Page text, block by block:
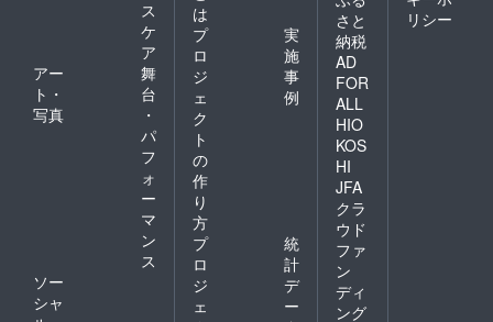
ス
ケ
ア
アー
ト・
写真
舞
台
・
パ
フ
ォ
ー
マ
ン
ス
ソー
シャ
は
プ
ロ
ジ
ェ
ク
ト
の
作
り
方
実
施
事
例
プ
ロ
ジ
ェ
統
計
デ
ー
さと
納税
AD
FOR
ALL
HIO
KOS
HI
JFA
クラ
ウド
ファ
ン
ディ
ング
リシー